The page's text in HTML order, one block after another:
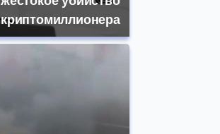
криптомиллионера